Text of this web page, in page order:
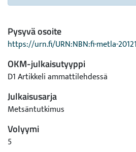
Pysyvä osoite
https://urn.fi/URN:NBN:fi-metla-
OKM-julkaisutyyppi
D1 Artikkeli ammattilehdessä
Julkaisusarja
Metsäntutkimus
Volyymi
5